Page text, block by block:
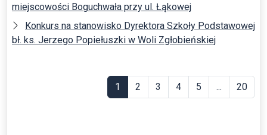
miejscowości Boguchwała przy ul. Łąkowej
Konkurs na stanowisko Dyrektora Szkoły Podstawowej
bł. ks. Jerzego Popiełuszki w Woli Zgłobieńskiej
1 2 3 4 5 ... 20